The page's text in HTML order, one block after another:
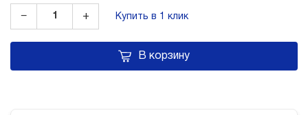
− + Купить в 1 клик
В корзину